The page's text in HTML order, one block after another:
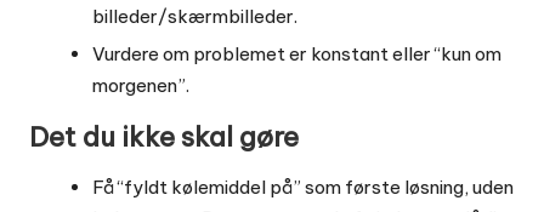
billeder/skærmbilleder.
Vurdere om problemet er konstant eller “kun om
morgenen”.
Det du ikke skal gøre
Få “fyldt kølemiddel på” som første løsning, uden